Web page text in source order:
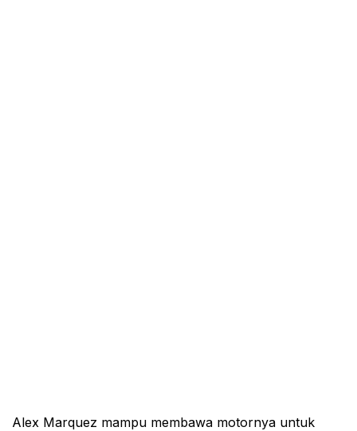
Alex Marquez mampu membawa motornya untuk